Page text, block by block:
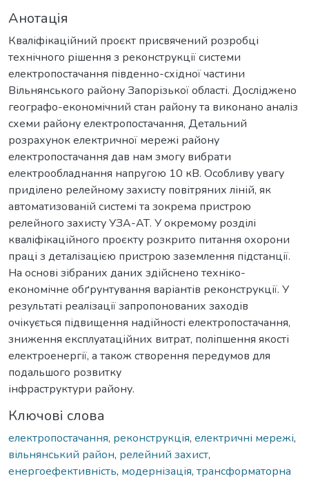
Анотація
Кваліфікаційний проєкт присвячений розробці
технічного рішення з реконструкції системи
електропостачання південно-східної частини
Вільнянського району Запорізької області. Досліджено
географо-економічний стан району та виконано аналіз
схеми району електропостачання, Детальний
розрахунок електричної мережі району
електропостачання дав нам змогу вибрати
електрообладнання напругою 10 кВ. Особливу увагу
приділено релейному захисту повітряних ліній, як
автоматизованій системі та зокрема пристрою
релейного захисту УЗА-АТ. У окремому розділі
кваліфікаційного проєкту розкрито питання охорони
праці з деталізацією пристрою заземлення підстанції.
На основі зібраних даних здійснено техніко-
економічне обґрунтування варіантів реконструкції. У
результаті реалізації запропонованих заходів
очікується підвищення надійності електропостачання,
зниження експлуатаційних витрат, поліпшення якості
електроенергії, а також створення передумов для
подальшого розвитку
інфраструктури району.
Ключові слова
електропостачання, реконструкція, електричні мережі,
вільнянський район, релейний захист,
енергоефективність, модернізація, трансформаторна